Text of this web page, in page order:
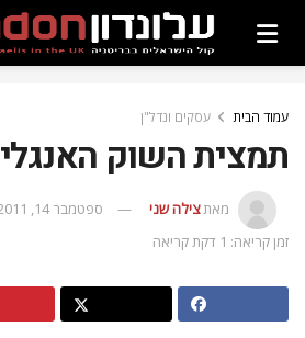
עמוד הבית עסקים ונדל"ן
תמצית השוק האנגלי
מאתצילה שני
ספטמבר 14, 2011
זמן קריאה: 1 דקת קריאה